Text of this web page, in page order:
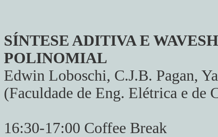
SÍNTESE ADITIVA E
POLINOMIAL
Edwin Loboschi, C.J.B. Pagan,
(Faculdade de Eng. Elétrica e de
16:30-17:00 Coffee Break